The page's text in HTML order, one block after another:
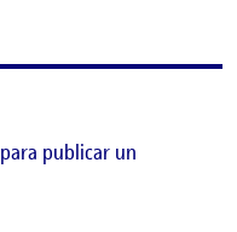
para publicar un